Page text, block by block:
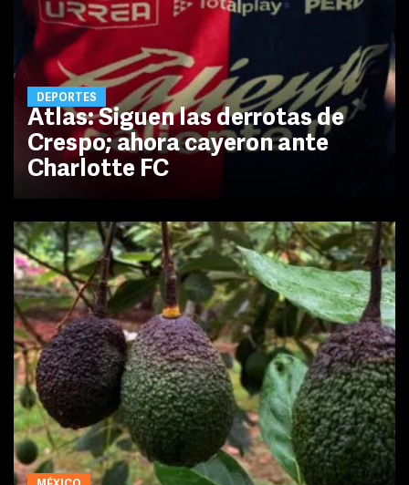
DEPORTES
Atlas: Siguen las derrotas de
Crespo; ahora cayeron ante
Charlotte FC